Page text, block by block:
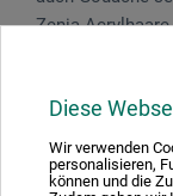
Diese
Wir verwenden
personalisieren,
können und die
Zenia-
langlebig. Beste
Germany.